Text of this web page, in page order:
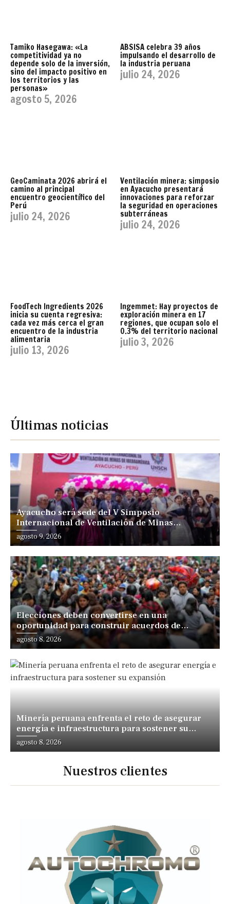
Tamiko Hasegawa: «La
competitividad ya no
depende solo de la inversión,
sino del impacto positivo en
los territorios y las
personas»
agosto 5, 2026
ABSISA celebra 39 años
impulsando el desarrollo de
la industria peruana
julio 24, 2026
GeoCaminata 2026 abrirá el
camino al principal
encuentro geocientífico del
Perú
julio 24, 2026
Ventilación minera: simposio
en Ayacucho presentará
innovaciones para reforzar
la seguridad en operaciones
subterráneas
julio 24, 2026
FoodTech Ingredients 2026
inicia su cuenta regresiva:
cada vez más cerca el gran
encuentro de la industria
alimentaria
julio 13, 2026
Ingemmet: Hay proyectos de
exploración minera en 17
regiones, que ocupan solo el
0.3% del territorio nacional
julio 3, 2026
Últimas noticias
Ayacucho será sede del V Simposio
Internacional de Ventilación de Minas
Iberoamérica
agosto 9, 2026
Elecciones deben convertirse en una
oportunidad para construir acuerdos de
desarrollo, sostiene especialista
agosto 8, 2026
Minería peruana enfrenta el reto de asegurar
energía e infraestructura para sostener su
expansión
agosto 8, 2026
Nuestros clientes